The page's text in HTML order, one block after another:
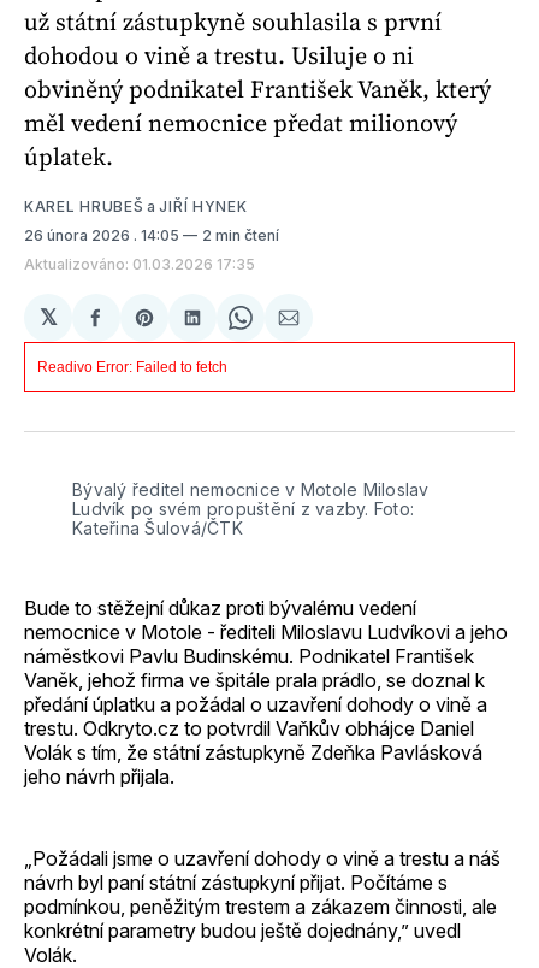
už státní zástupkyně souhlasila s první
dohodou o vině a trestu. Usiluje o ni
obviněný podnikatel František Vaněk, který
měl vedení nemocnice předat milionový
úplatek.
KAREL HRUBEŠ aJIŘÍ HYNEK
26 února 2026 . 14:05
2 min čtení
Aktualizováno: 01.03.2026 17:35
𝕏
Sdílet
na
Facebooku
Share
on
Pinterest
Sdílet
na
LinkedIn
Share
on
Sdílet
e-
Bývalý ředitel nemocnice v Motole Miloslav
Ludvík po svém propuštění z vazby. Foto:
Kateřina Šulová/ČTK
Bude to stěžejní důkaz proti bývalému vedení
nemocnice v Motole - řediteli Miloslavu Ludvíkovi a jeho
náměstkovi Pavlu Budinskému. Podnikatel František
Vaněk, jehož firma ve špitále prala prádlo, se doznal k
předání úplatku a požádal o uzavření dohody o vině a
trestu. Odkryto.cz to potvrdil Vaňkův obhájce Daniel
Volák s tím, že státní zástupkyně Zdeňka Pavlásková
jeho návrh přijala.
„Požádali jsme o uzavření dohody o vině a trestu a náš
návrh byl paní státní zástupkyní přijat. Počítáme s
podmínkou, peněžitým trestem a zákazem činnosti, ale
konkrétní parametry budou ještě dojednány,” uvedl
Volák.